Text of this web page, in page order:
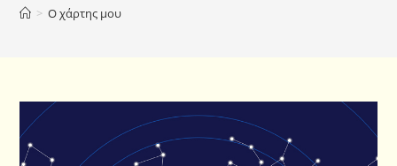
> Ο χάρτης μου